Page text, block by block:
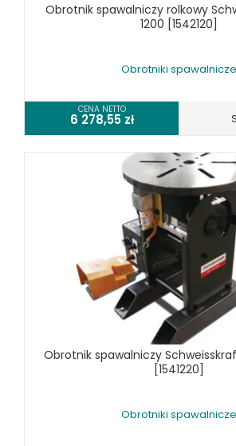
Obrotnik spawalniczy rolkowy
1200 [1542120]
Obrotniki spawalnicze
CENA NETTO
6 278,55 zł
Obrotnik spawalniczy
[1541220]
Obrotniki spawalnicze